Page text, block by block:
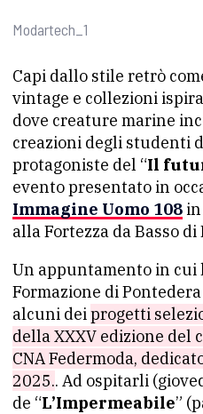
Modartech_1
Capi dallo stile retrò
vintage e collezioni
dove creature marine
creazioni degli studenti
protagoniste del “Il
evento presentato in
Immagine Uomo 108in
alla Fortezza da Basso di
Un appuntamento in cui
Formazione di
alcuni deiprogetti
della XXXV edizione del
CNA Federmoda,
2025.. Ad ospitarli
de “L’Impermeabile”